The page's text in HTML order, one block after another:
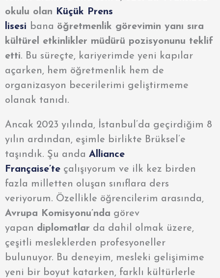
okulu olan Küçük Prens
lisesi bana öğretmenlik görevimin yanı sıra
kültürel etkinlikler müdürü pozisyonunu teklif
etti. Bu süreçte, kariyerimde yeni kapılar
açarken, hem öğretmenlik hem de
organizasyon becerilerimi geliştirmeme
olanak tanıdı.
Ancak 2023 yılında, İstanbul’da geçirdiğim 8
yılın ardından, eşimle birlikte Brüksel’e
taşındık. Şu anda Alliance
Française’te çalışıyorum ve ilk kez birden
fazla milletten oluşan sınıflara ders
veriyorum. Özellikle öğrencilerim arasında,
Avrupa Komisyonu’nda görev
yapan diplomatlar da dahil olmak üzere,
çeşitli mesleklerden profesyoneller
bulunuyor. Bu deneyim, mesleki gelişimime
yeni bir boyut katarken, farklı kültürlerle